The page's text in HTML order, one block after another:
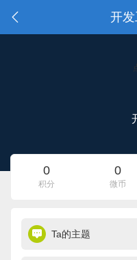
开
0
积分
0
微币
Ta的主题